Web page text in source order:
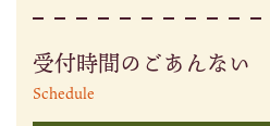
受付時間のごあんない
Schedule